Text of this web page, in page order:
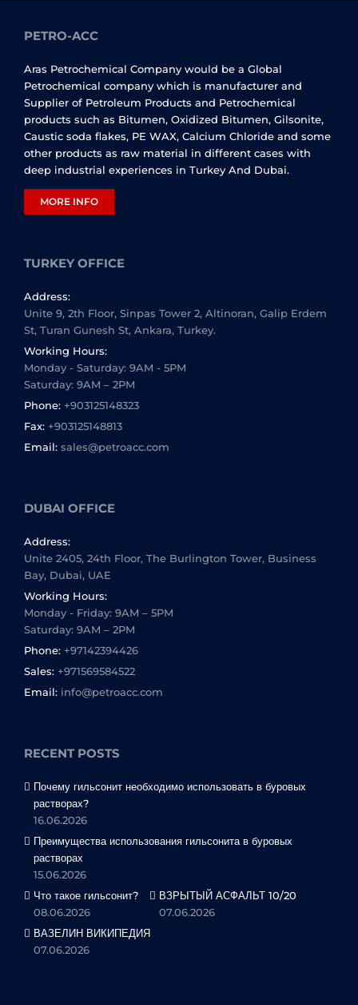
PETRO-ACC
Aras Petrochemical Company would be a Global
Petrochemical company which is manufacturer and
Supplier of Petroleum Products and Petrochemical
products such as Bitumen, Oxidized Bitumen, Gilsonite,
Caustic soda flakes, PE WAX, Calcium Chloride and some
other products as raw material in different cases with
deep industrial experiences in Turkey And Dubai.
MORE INFO
TURKEY OFFICE
Address:
Unite 9, 2th Floor, Sinpas Tower 2, Altinoran, Galip Erdem
St, Turan Gunesh St, Ankara, Turkey.
Working Hours:
Monday - Saturday: 9AM - 5PM
Saturday: 9AM – 2PM
Phone: +903125148323
Fax: +903125148813
Email: sales@petroacc.com
DUBAI OFFICE
Address:
Unite 2405, 24th Floor, The Burlington Tower, Business
Bay, Dubai, UAE
Working Hours:
Monday - Friday: 9AM – 5PM
Saturday: 9AM – 2PM
Phone: +97142394426
Sales: +971569584522
Email: info@petroacc.com
RECENT POSTS
Почему гильсонит необходимо использовать в буровых
растворах?
16.06.2026
Преимущества использования гильсонита в буровых
растворах
15.06.2026
Что такое гильсонит?
08.06.2026
ВЗРЫТЫЙ АСФАЛЬТ 10/20
07.06.2026
ВАЗЕЛИН ВИКИПЕДИЯ
07.06.2026